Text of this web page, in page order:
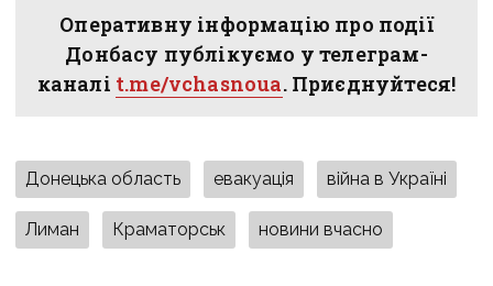
Оперативну інформацію про події
Донбасу публікуємо у телеграм-
каналі t.me/vchasnoua. Приєднуйтеся!
Донецька область евакуація війна в Україні
Лиман Краматорськ новини вчасно